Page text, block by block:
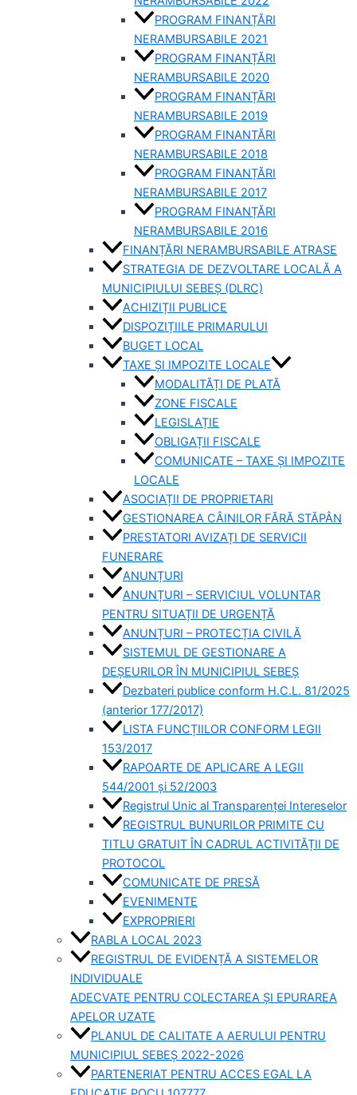
PROGRAM FINANȚĂRI
NERAMBURSABILE 2021
PROGRAM FINANȚĂRI
NERAMBURSABILE 2020
PROGRAM FINANȚĂRI
NERAMBURSABILE 2019
PROGRAM FINANTĂRI
NERAMBURSABILE 2018
PROGRAM FINANȚĂRI
NERAMBURSABILE 2017
PROGRAM FINANȚĂRI
NERAMBURSABILE 2016
FINANȚĂRI NERAMBURSABILE ATRASE
STRATEGIA DE DEZVOLTARE LOCALĂ A
MUNICIPIULUI SEBEȘ (DLRC)
ACHIZIȚII PUBLICE
DISPOZIȚIILE PRIMARULUI
BUGET LOCAL
TAXE ȘI IMPOZITE LOCALE
MODALITĂȚI DE PLATĂ
ZONE FISCALE
LEGISLAȚIE
OBLIGAȚII FISCALE
COMUNICATE – TAXE ȘI IMPOZITE
LOCALE
ASOCIAȚII DE PROPRIETARI
GESTIONAREA CÂINILOR FĂRĂ STĂPÂN
PRESTATORI AVIZAȚI DE SERVICII
FUNERARE
ANUNȚURI
ANUNȚURI – SERVICIUL VOLUNTAR
PENTRU SITUAȚII DE URGENȚĂ
ANUNȚURI – PROTECȚIA CIVILĂ
SISTEMUL DE GESTIONARE A
DEȘEURILOR ÎN MUNICIPIUL SEBEȘ
Dezbateri publice conform H.C.L. 81/2025
(anterior 177/2017)
LISTA FUNCȚIILOR CONFORM LEGII
153/2017
RAPOARTE DE APLICARE A LEGII
544/2001 și 52/2003
Registrul Unic al Transparenței Intereselor
REGISTRUL BUNURILOR PRIMITE CU
TITLU GRATUIT ÎN CADRUL ACTIVITĂȚII DE
PROTOCOL
COMUNICATE DE PRESĂ
EVENIMENTE
EXPROPRIERI
RABLA LOCAL 2023
REGISTRUL DE EVIDENȚĂ A SISTEMELOR
INDIVIDUALE
ADECVATE PENTRU COLECTAREA ȘI EPURAREA
APELOR UZATE
PLANUL DE CALITATE A AERULUI PENTRU
MUNICIPIUL SEBEȘ 2022-2026
PARTENERIAT PENTRU ACCES EGAL LA